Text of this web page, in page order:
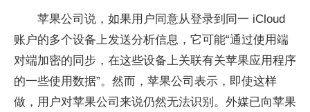
苹果公司说，如果用户同意从登录到同一 iCloud
账户的多个设备上发送分析信息，它可能“通过使用端
对端加密的同步，在这些设备上关联有关苹果应用程序
的一些使用数据”。然而，苹果公司表示，即使这样
做，用户对苹果公司来说仍然无法识别。外媒已向苹果